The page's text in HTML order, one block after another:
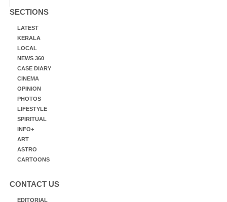
SECTIONS
LATEST
KERALA
LOCAL
NEWS 360
CASE DIARY
CINEMA
OPINION
PHOTOS
LIFESTYLE
SPIRITUAL
INFO+
ART
ASTRO
CARTOONS
CONTACT US
EDITORIAL